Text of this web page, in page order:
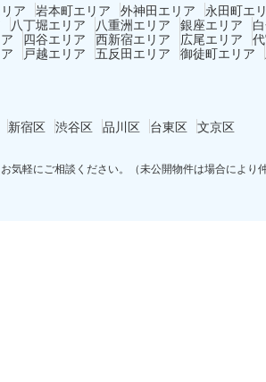
ア 岩本町エリア 外神田エリア
永田町エ
八丁堀エリア 八重洲エリア 銀座エリア
四谷エリア 西新宿エリア 広尾エリア
戸越エリア 五反田エリア 御徒町エリア
新宿区 渋谷区 品川区 台東区 文京区
気軽にご相談ください。（未公開物件は場合により